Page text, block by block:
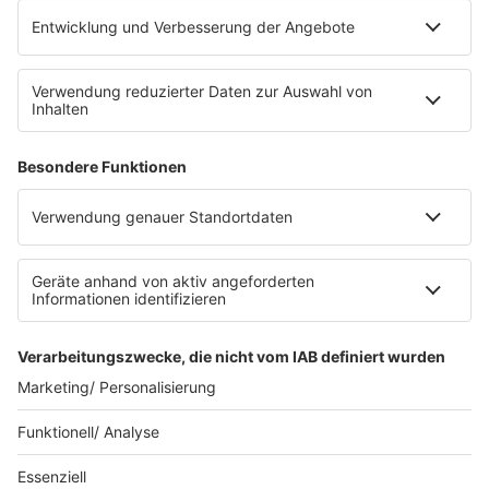
E-Bikes über eine Photovoltaikanlage auf dem …
Impressum
Datenschutzerklärung
Datenschutzeinstellungen
Radioplayer